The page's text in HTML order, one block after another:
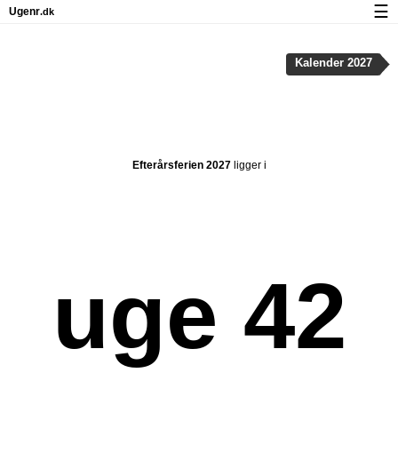
Efterårsferien 2027ligger i
uge 42
Kalender 2027
Ugenr.dk ☰